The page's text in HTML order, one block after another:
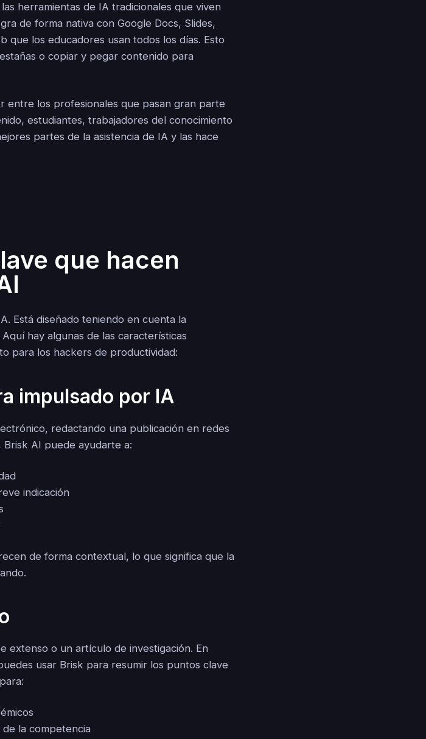
herramientas de IA tradicionales que viven
de forma nativa con Google Docs, Slides,
que los educadores usan todos los días. Esto
o copiar y pegar contenido para
entre los profesionales que pasan gran parte
estudiantes, trabajadores del conocimiento
partes de la asistencia de IA y las hace
que hacen
Está diseñado teniendo en cuenta la
hay algunas de las características
para los hackers de productividad:
impulsado por IA
redactando una publicación en redes
AI puede ayudarte a:
indicación
de forma contextual, lo que significa que la
extenso o un artículo de investigación. En
usar Brisk para resumir los puntos clave
la competencia